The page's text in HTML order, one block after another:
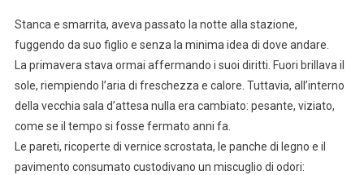
Stanca e smarrita, aveva passato la notte alla stazione,
fuggendo da suo figlio e senza la minima idea di dove andare.
La primavera stava ormai affermando i suoi diritti. Fuori brillava il
sole, riempiendo l’aria di freschezza e calore. Tuttavia, all’interno
della vecchia sala d’attesa nulla era cambiato: pesante, viziato,
come se il tempo si fosse fermato anni fa.
Le pareti, ricoperte di vernice scrostata, le panche di legno e il
pavimento consumato custodivano un miscuglio di odori: